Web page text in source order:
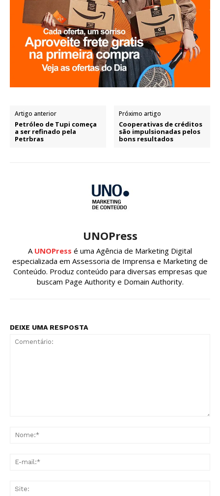
Artigo anterior
Petróleo de Tupi começa
a ser refinado pela
Petrbras
Próximo artigo
Cooperativas de créditos
são impulsionadas pelos
bons resultados
UNOPress
A UNOPress é uma Agência de Marketing Digital
especializada em Assessoria de Imprensa e Marketing de
Conteúdo. Produz conteúdo para diversas empresas que
buscam Page Authority e Domain Authority.
DEIXE UMA RESPOSTA